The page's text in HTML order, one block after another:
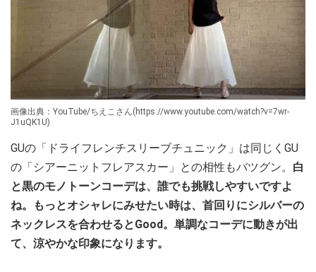
画像出典：YouTube/ちえこさん(https://www.youtube.com/watch?v=7wr-
J1uQK1U)
GUの「ドライフレンチスリーブチュニック」は同じくGU
の「シアーニットフレアスカー」との相性もバツグン。 白
と黒のモノトーンコーデは、誰でも挑戦しやすいですよ
ね。もっとオシャレにみせたい時は、首回りにシルバーの
ネックレスを合わせるとGood。単調なコーデに動きが出
て、涼やかな印象になります。